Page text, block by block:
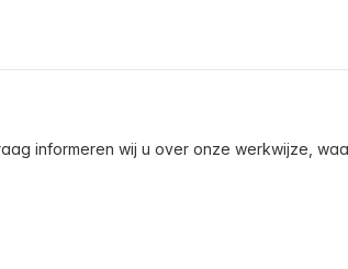
informeren wij u over onze werkwijze,